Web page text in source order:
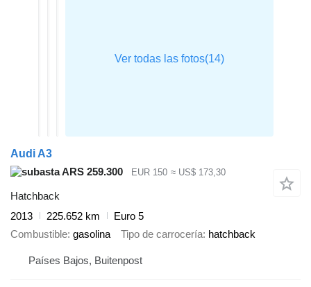
Audi A3
ARS 259.300
EUR 150 ≈ US$ 173,30
Hatchback
2013
225.652 km
Euro 5
Combustible gasolina Tipo de carrocería hatchback
Países Bajos, Buitenpost